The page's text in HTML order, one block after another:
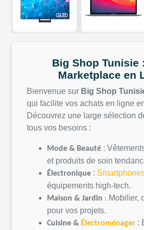
Big Shop Tunisie :
Marketplace en
Bienvenue sur Big Shop
qui facilite vos achats en ligne
Découvrez une large sélection
tous vos besoins :
Mode & Beauté :
et produits de soin
Électronique :
équipements high-tech.
Maison & Jardin : Mobilier,
pour vos projets.
Cuisine & Électroménager :